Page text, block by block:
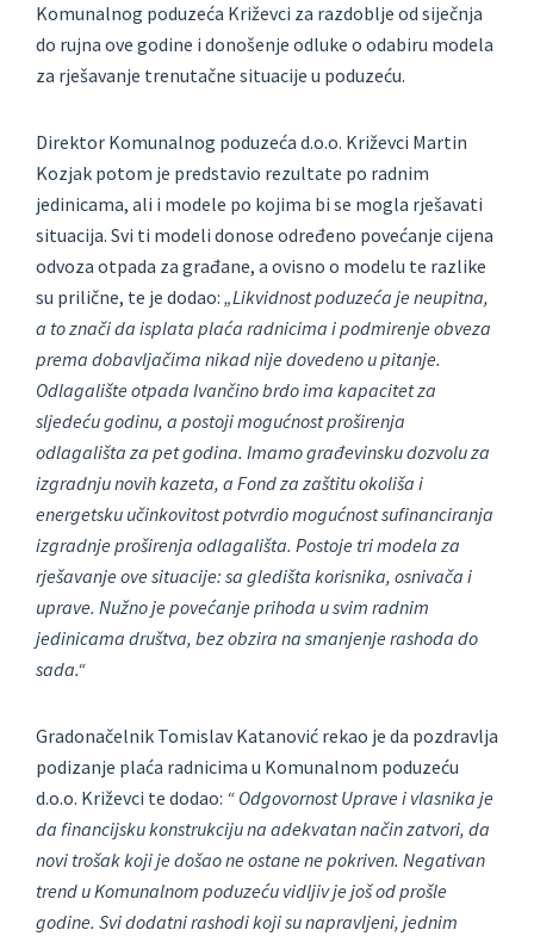
Komunalnog poduzeća Križevci za razdoblje od siječnja
do rujna ove godine i donošenje odluke o odabiru modela
za rješavanje trenutačne situacije u poduzeću.
Direktor Komunalnog poduzeća d.o.o. Križevci Martin
Kozjak potom je predstavio rezultate po radnim
jedinicama, ali i modele po kojima bi se mogla rješavati
situacija. Svi ti modeli donose određeno povećanje cijena
odvoza otpada za građane, a ovisno o modelu te razlike
su prilične, te je dodao: „Likvidnost poduzeća je neupitna,
a to znači da isplata plaća radnicima i podmirenje obveza
prema dobavljačima nikad nije dovedeno u pitanje.
Odlagalište otpada Ivančino brdo ima kapacitet za
sljedeću godinu, a postoji mogućnost proširenja
odlagališta za pet godina. Imamo građevinsku dozvolu za
izgradnju novih kazeta, a Fond za zaštitu okoliša i
energetsku učinkovitost potvrdio mogućnost sufinanciranja
izgradnje proširenja odlagališta. Postoje tri modela za
rješavanje ove situacije: sa gledišta korisnika, osnivača i
uprave. Nužno je povećanje prihoda u svim radnim
jedinicama društva, bez obzira na smanjenje rashoda do
sada.“
Gradonačelnik Tomislav Katanović rekao je da pozdravlja
podizanje plaća radnicima u Komunalnom poduzeću
d.o.o. Križevci te dodao: “ Odgovornost Uprave i vlasnika je
da financijsku konstrukciju na adekvatan način zatvori, da
novi trošak koji je došao ne ostane ne pokriven. Negativan
trend u Komunalnom poduzeću vidljiv je još od prošle
godine. Svi dodatni rashodi koji su napravljeni, jednim